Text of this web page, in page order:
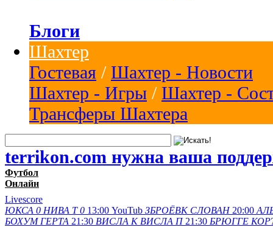
Блоги
Шахтер
Гостевая / Шахтер - Новости
Шахтер - Игры / Шахтер -
Трансферы Шахтера
terrikon.com нужна ваша
Футбол
Онлайн
Livescore
ЮКСА 0 НИВА Т 0 13:00 YouTub ЗБРОЁВК СЛОВАН 20:00
БОХУМ ГЕРТА 21:30 ВИСЛА K ВИСЛА П 21:30 БРЮГГЕ